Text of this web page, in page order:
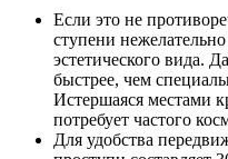
Если это не
ступени
эстетического вида.
быстрее, чем
Истершаяся местами
потребует частого
Для удобства